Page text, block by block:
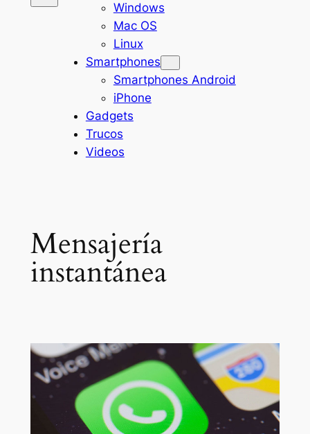
Windows
Mac OS
Linux
Smartphones
Smartphones Android
iPhone
Gadgets
Trucos
Videos
Mensajería
instantánea